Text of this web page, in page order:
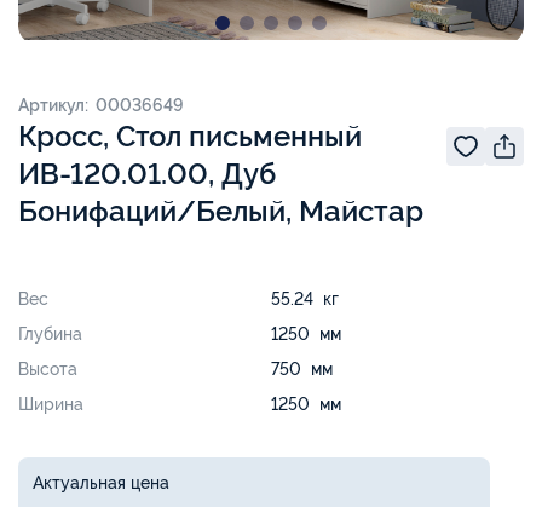
Кросс, Стол письменный
ИВ-120.01.00, Дуб
Бонифаций/Белый, Майстар
Артикул: 00036649
Вес
55.24 кг
Глубина
1250 мм
Высота
750 мм
Ширина
1250 мм
Актуальная цена